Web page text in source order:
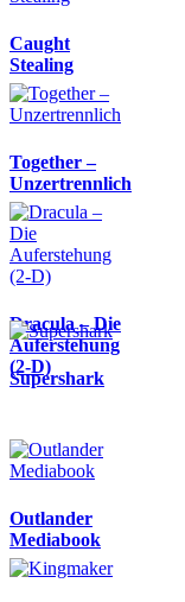
Caught
Stealing
Together –
Unzertrennlich
Dracula – Die
Auferstehung
(2-D)
Supershark
Outlander
Mediabook